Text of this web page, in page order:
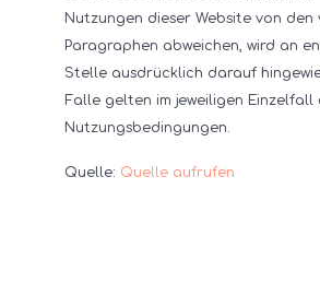
Nutzungen dieser Website von
Paragraphen abweichen, wird an
Stelle ausdrücklich darauf
Falle gelten im jeweiligen Einzelfall
Nutzungsbedingungen.
Quelle: Quelle aufrufen